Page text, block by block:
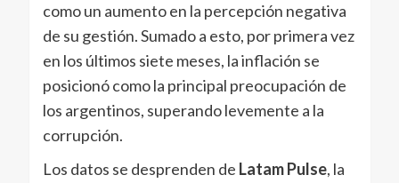
como un aumento en la percepción negativa
de su gestión. Sumado a esto, por primera vez
en los últimos siete meses, la inflación se
posicionó como la principal preocupación de
los argentinos, superando levemente a la
corrupción.
Los datos se desprenden de Latam Pulse, la